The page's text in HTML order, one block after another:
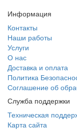
Информация
Контакты
Наши работы
Услуги
О нас
Доставка и оплата
Политика
Соглашение об
Служба поддержки
Техническая
Карта сайта